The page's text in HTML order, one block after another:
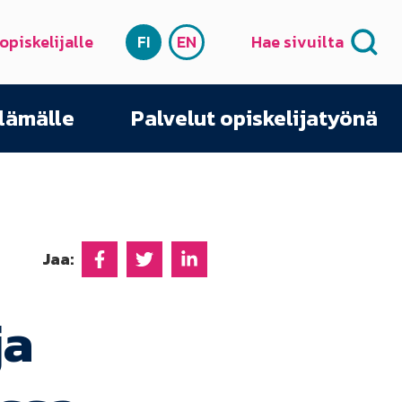
SUOMI
FI ENGLISH
EN Hae sivuilta
Palvelut opiskelijatyönä
Jaa: Jaa Facebookissa
Jaa Twitterissä
Jaa Linkedinissä